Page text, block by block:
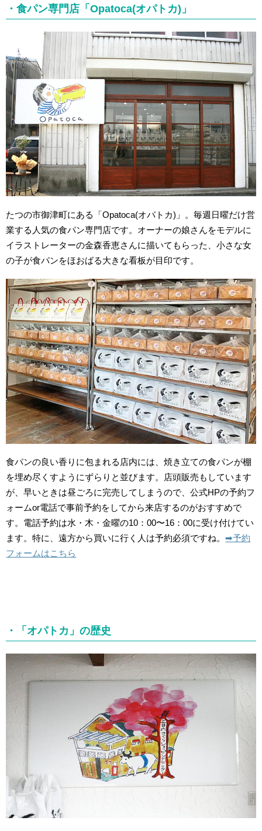
・食パン専門店「Opatoca(オパトカ)」
たつの市御津町にある「Opatoca(オパトカ)」。毎週日曜だけ営
業する人気の食パン専門店です。オーナーの娘さんをモデルに
イラストレーターの金森香恵さんに描いてもらった、小さな女
の子が食パンをほおばる大きな看板が目印です。
食パンの良い香りに包まれる店内には、焼き立ての食パンが棚
を埋め尽くすようにずらりと並びます。店頭販売もしています
が、早いときは昼ごろに完売してしまうので、公式HPの予約フ
ォームor電話で事前予約をしてから来店するのがおすすめで
す。電話予約は水・木・金曜の10：00〜16：00に受け付けてい
ます。特に、遠方から買いに行く人は予約必須ですね。➡︎予約
フォームはこちら
・「オパトカ」の歴史